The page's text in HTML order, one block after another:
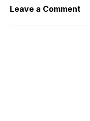
Leave a Comment